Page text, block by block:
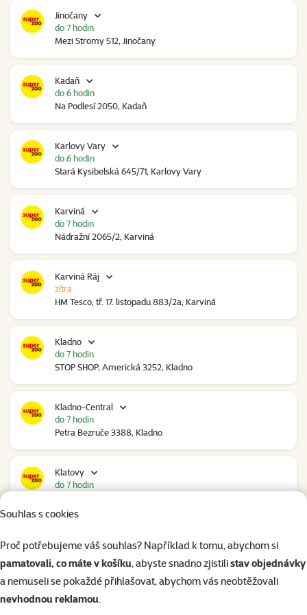
Souhlas s cookies
Proč potřebujeme váš souhlas? Například k tomu, abychom si
pamatovali, co máte v košíku, abyste snadno zjistilistav objednávky
a nemuseli se pokaždé přihlašovat, abychom vás neobtěžovali
nevhodnou reklamou.
Jinočany
Mezi Stromy 512, Jinočany
do 7 hodin
Kadaň
Na Podlesí 2050, Kadaň
do 6 hodin
Karlovy Vary
Stará Kysibelská 645/71, Karlovy Vary
do 6 hodin
Karviná
Nádražní 2065/2, Karviná
do 7 hodin
Karviná Ráj
HM Tesco, tř. 17. listopadu 883/2a, Karviná
zítra
Kladno
STOP SHOP, Americká 3252, Kladno
do 7 hodin
Kladno-Central
Petra Bezruče 3388, Kladno
do 7 hodin
Klatovy
do 7 hodin
Polepská 979, Kolín
do 6 hodin
Kolín Ovčáry